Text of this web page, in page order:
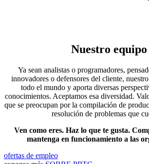
Nuestro equipo
Ya sean analistas o programadores,
innovadores o defensores del cliente,
todo el mundo y aporta diversas
conocimientos. Aceptamos esa diversidad.
que se preocupan por la compilación de
resolución de problemas que
Ven como eres. Haz lo que te gusta.
mantenga en funcionamiento a las
ofertas de empleo